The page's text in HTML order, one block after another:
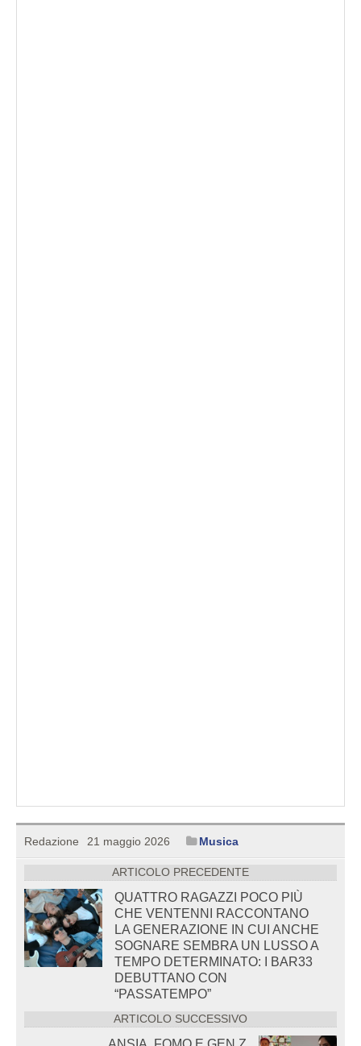
Redazione 21 maggio 2026 Musica
ARTICOLO PRECEDENTE
QUATTRO RAGAZZI POCO PIÙ
CHE VENTENNI RACCONTANO
LA GENERAZIONE IN CUI ANCHE
SOGNARE SEMBRA UN LUSSO A
TEMPO DETERMINATO: I BAR33
DEBUTTANO CON
“PASSATEMPO”
ARTICOLO SUCCESSIVO